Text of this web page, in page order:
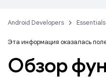
Android Developers Essentials
Эта информация оказалась
Обзор